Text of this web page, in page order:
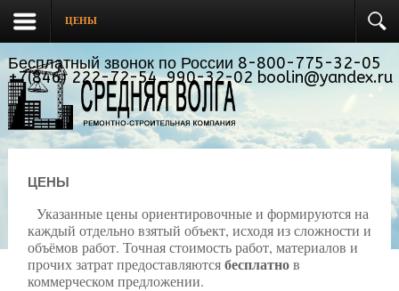
ЦЕНЫ
Бесплатный звонок по России 8-800-775-32-05
+7(846) 222-72-54, 990-32-02 boolin@yandex.ru
ЦЕНЫ
Указанные цены ориентировочные и формируются на
каждый отдельно взятый объект, исходя из сложности и
объёмов работ. Точная стоимость работ, материалов и
прочих затрат предоставляютсябесплатнов
коммерческом предложении.